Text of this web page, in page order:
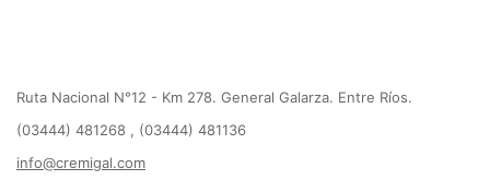
Ruta Nacional N°12 - Km 278. General Galarza. Entre Ríos.
(03444) 481268 , (03444) 481136
info@cremigal.com